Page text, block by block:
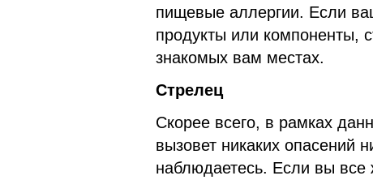
пищевые аллергии. Если
продукты или компоненты,
знакомых вам местах.
Стрелец
Скорее всего, в рамках
вызовет никаких опасений
наблюдаетесь. Если вы все